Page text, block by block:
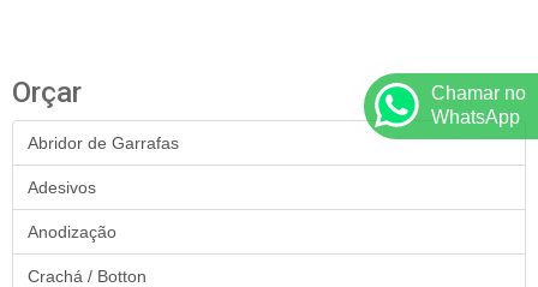
Orçar
Abridor de Garrafas
Adesivos
Anodização
Crachá / Botton
Chamar no
WhatsApp